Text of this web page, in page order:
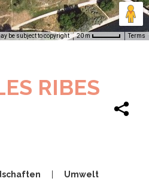
be subject to copyright 20 m Terms
RIBES
Umwelt